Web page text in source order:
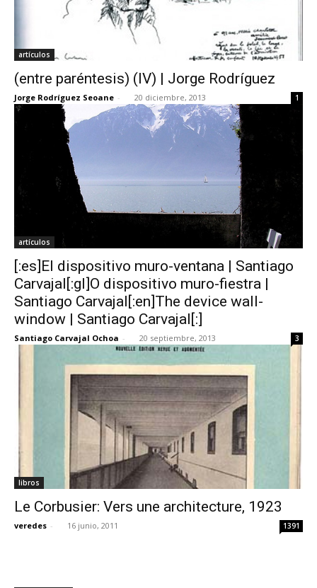
artículos
(entre paréntesis) (IV) | Jorge Rodríguez
Jorge Rodríguez Seoane - 20 diciembre, 2013 1
artículos
[:es]El dispositivo muro-ventana | Santiago
Carvajal[:gl]O dispositivo muro-fiestra |
Santiago Carvajal[:en]The device wall-
window | Santiago Carvajal[:]
Santiago Carvajal Ochoa - 20 septiembre, 2013 3
libros
Le Corbusier: Vers une architecture, 1923
veredes - 16 junio, 2011 1391